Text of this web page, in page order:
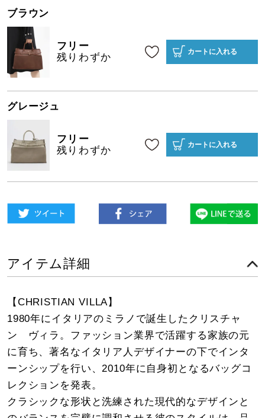
ブラウン
フリー
残りわずか
カートに入れる
グレージュ
フリー
残りわずか
カートに入れる
アイテム詳細
【CHRISTIAN VILLA】
1980年にイタリアのミラノで誕生したクリスチャ
ン ヴィラ。ファッション業界で活躍する家族の元
に育ち、著名なイタリア人デザイナーの下でインタ
ーンシップを行い、2010年に自身初となるバッグコ
レクションを発表。
クラシックな形状と洗練された現代的なデザインと